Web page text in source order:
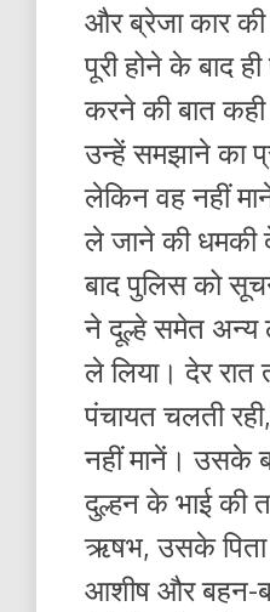
और ब्रेजा कार की
पूरी होने के बाद
करने की बात
उन्हें समझाने का
लेकिन वह नहीं
ले जाने की
बाद पुलिस को
ने दूल्हे समेत अन्य
ले लिया। देर
पंचायत चलती
नहीं मानें। उसके
दुल्हन के भाई की
ऋषभ, उसके पिता
आशीष और बहन-